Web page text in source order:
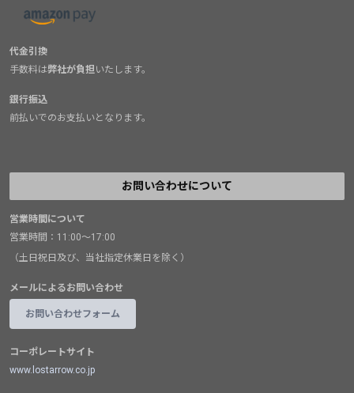
代金引換
手数料は弊社が負担いたします。
銀行振込
前払いでのお支払いとなります。
お問い合わせについて
営業時間について
営業時間：11:00～17:00
（土日祝日及び、当社指定休業日を除く）
メールによるお問い合わせ
お問い合わせフォーム
コーポレートサイト
www.lostarrow.co.jp